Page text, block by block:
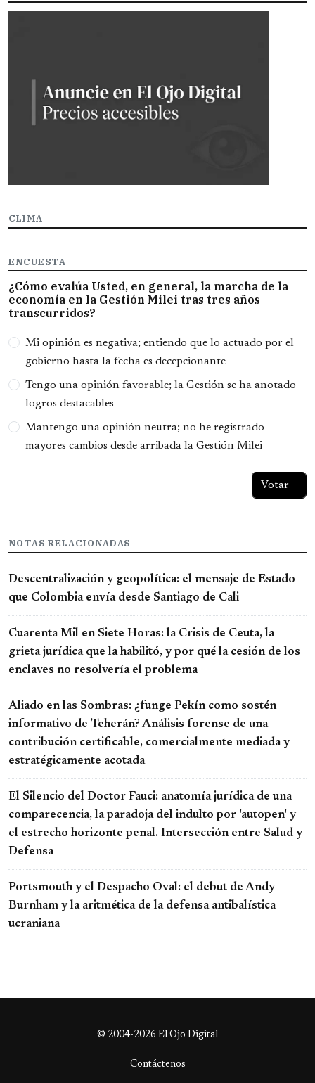
CLIMA
ENCUESTA
¿Cómo evalúa Usted, en general, la marcha de la
economía en la Gestión Milei tras tres años
transcurridos?
Opciones
Mi opinión es negativa; entiendo que lo actuado por el
gobierno hasta la fecha es decepcionante
Tengo una opinión favorable; la Gestión se ha anotado
logros destacables
Mantengo una opinión neutra; no he registrado
mayores cambios desde arribada la Gestión Milei
NOTAS RELACIONADAS
Descentralización y geopolítica: el mensaje de Estado
que Colombia envía desde Santiago de Cali
Cuarenta Mil en Siete Horas: la Crisis de Ceuta, la
grieta jurídica que la habilitó, y por qué la cesión de los
enclaves no resolvería el problema
Aliado en las Sombras: ¿funge Pekín como sostén
informativo de Teherán? Análisis forense de una
contribución certificable, comercialmente mediada y
estratégicamente acotada
El Silencio del Doctor Fauci: anatomía jurídica de una
comparecencia, la paradoja del indulto por 'autopen' y
el estrecho horizonte penal. Intersección entre Salud y
Defensa
Portsmouth y el Despacho Oval: el debut de Andy
Burnham y la aritmética de la defensa antibalística
ucraniana
© 2004-2026 El Ojo Digital
Contáctenos